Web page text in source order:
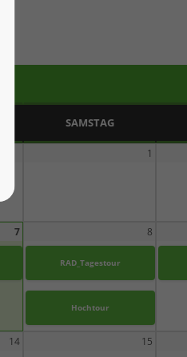
SAMSTAG
1
7 8
RAD_Tagestour
Hochtour
14 15